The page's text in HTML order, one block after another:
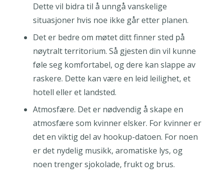
Dette vil bidra til å unngå vanskelige
situasjoner hvis noe ikke går etter planen.
Det er bedre om møtet ditt finner sted på
nøytralt territorium. Så gjesten din vil kunne
føle seg komfortabel, og dere kan slappe av
raskere. Dette kan være en leid leilighet, et
hotell eller et landsted.
Atmosfære. Det er nødvendig å skape en
atmosfære som kvinner elsker. For kvinner er
det en viktig del av hookup-datoen. For noen
er det nydelig musikk, aromatiske lys, og
noen trenger sjokolade, frukt og brus.